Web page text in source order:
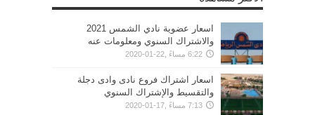
اسعار عضوية نادي الشمس 2021
والاشتراك السنوي ومعلومات عنه
6:22 مساءً ,22-01-2020
اسعار اشتراك فروع نادى وادى دجلة
والتقسيط والإشتراك السنوي
7:13 مساءً ,17-01-2020